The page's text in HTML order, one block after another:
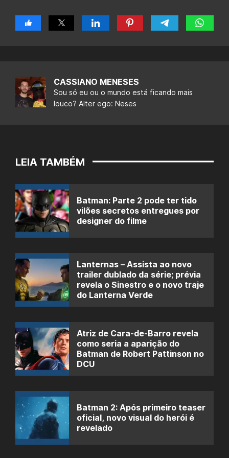
CASSIANO MENESES
Sou só eu ou o mundo está ficando mais
louco? Alter ego: Neses
LEIA TAMBÉM
Batman: Parte 2 pode ter tido
vilões secretos entregues por
designer do filme
Lanternas – Assista ao novo
trailer dublado da série; prévia
revela o Sinestro e o novo traje
do Lanterna Verde
Atriz de Cara-de-Barro revela
como seria a aparição do
Batman de Robert Pattinson no
DCU
Batman 2: Após primeiro teaser
oficial, novo visual do herói é
revelado